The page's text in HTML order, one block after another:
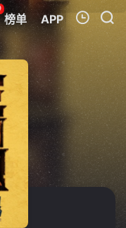
榜单 APP
影片的记录